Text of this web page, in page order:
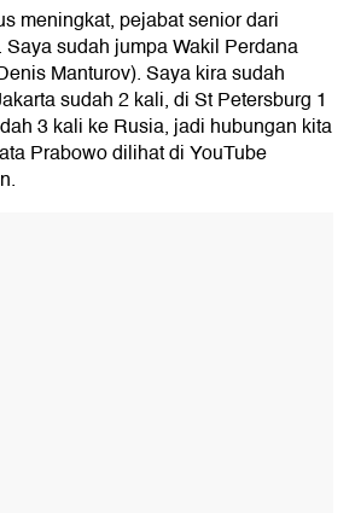
meningkat, pejabat senior dari
sudah jumpa Wakil Perdana
Manturov). Saya kira sudah
sudah 2 kali, di St Petersburg 1
3 kali ke Rusia, jadi hubungan kita
Prabowo dilihat di YouTube